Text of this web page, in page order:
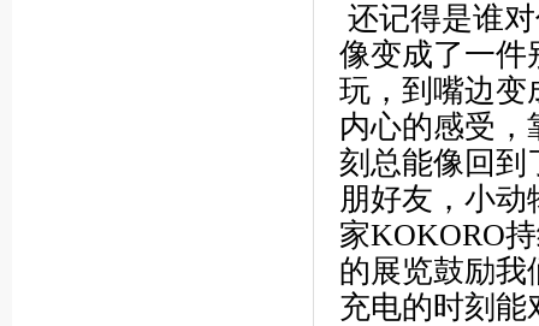
还记得是谁
像变成了一件
玩，到嘴边变
内心的感受
刻总能像回到
朋好友，小
家KOKORO
的展览鼓励我
充电的时刻能